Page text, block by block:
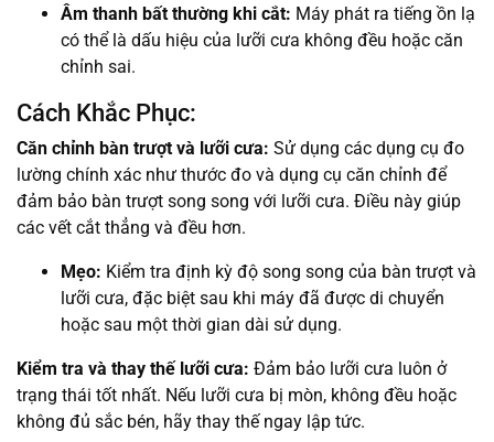
Âm thanh bất thường khi cắt: Máy phát ra tiếng ồn lạ
có thể là dấu hiệu của lưỡi cưa không đều hoặc căn
chỉnh sai.
Cách Khắc Phục:
Căn chỉnh bàn trượt và lưỡi cưa: Sử dụng các dụng cụ đo
lường chính xác như thước đo và dụng cụ căn chỉnh để
đảm bảo bàn trượt song song với lưỡi cưa. Điều này giúp
các vết cắt thẳng và đều hơn.
Mẹo: Kiểm tra định kỳ độ song song của bàn trượt và
lưỡi cưa, đặc biệt sau khi máy đã được di chuyển
hoặc sau một thời gian dài sử dụng.
Kiểm tra và thay thế lưỡi cưa: Đảm bảo lưỡi cưa luôn ở
trạng thái tốt nhất. Nếu lưỡi cưa bị mòn, không đều hoặc
không đủ sắc bén, hãy thay thế ngay lập tức.